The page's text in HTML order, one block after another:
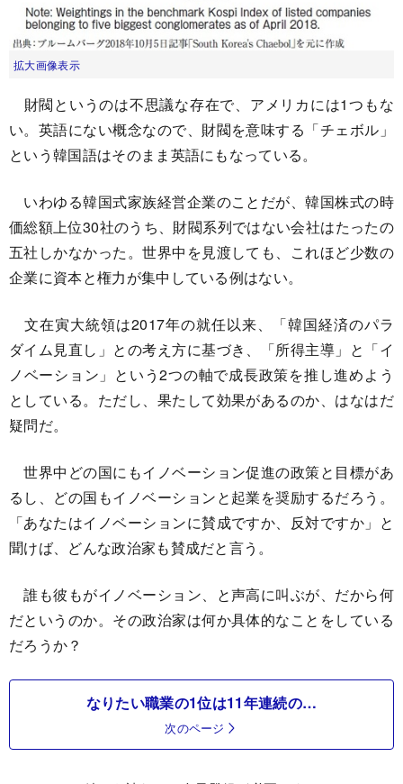
拡大画像表示
財閥というのは不思議な存在で、アメリカには1つもな
い。英語にない概念なので、財閥を意味する「チェボル」
という韓国語はそのまま英語にもなっている。
いわゆる韓国式家族経営企業のことだが、韓国株式の時
価総額上位30社のうち、財閥系列ではない会社はたったの
五社しかなかった。世界中を見渡しても、これほど少数の
企業に資本と権力が集中している例はない。
文在寅大統領は2017年の就任以来、「韓国経済のパラ
ダイム見直し」との考え方に基づき、「所得主導」と「イ
ノベーション」という2つの軸で成長政策を推し進めよう
としている。ただし、果たして効果があるのか、はなはだ
疑問だ。
世界中どの国にもイノベーション促進の政策と目標があ
るし、どの国もイノベーションと起業を奨励するだろう。
「あなたはイノベーションに賛成ですか、反対ですか」と
聞けば、どんな政治家も賛成だと言う。
誰も彼もがイノベーション、と声高に叫ぶが、だから何
だというのか。その政治家は何か具体的なことをしている
だろうか？
なりたい職業の1位は11年連続の…
次のページ